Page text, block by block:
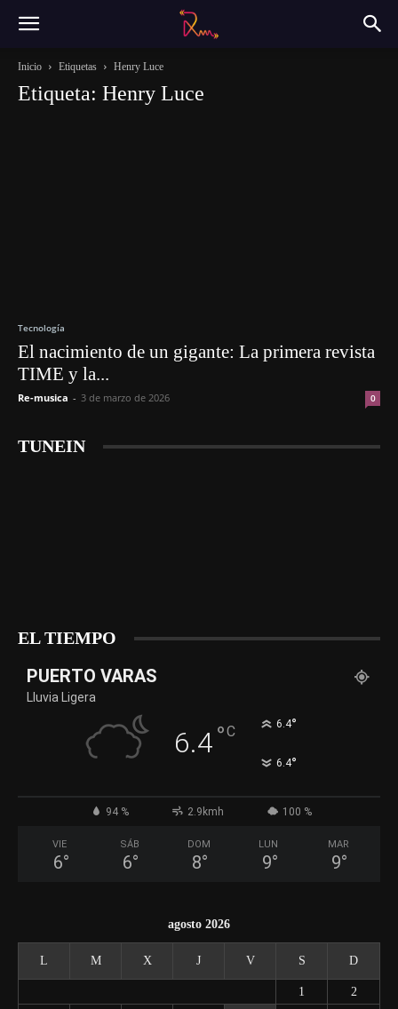
Inicio Etiquetas Henry Luce
Etiqueta: Henry Luce
Tecnología
El nacimiento de un gigante: La primera revista
TIME y la...
Re-musica - 3 de marzo de 2026 0
TUNEIN
EL TIEMPO
PUERTO VARAS
Lluvia Ligera
6.4°C 6.4°
6.4°
94 % 2.9kmh 100 %
VIE
6°
SÁB
6°
DOM
8°
LUN
9°
MAR
9°
agosto 2026
L M X J V S D
1
2